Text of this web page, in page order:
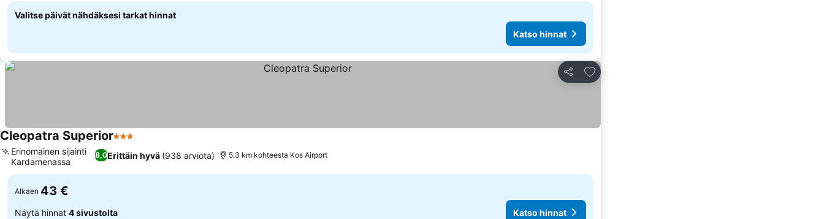
Valitse päivät nähdäksesi tarkat hinnat
Katso hinnat
Jaa
Lisää suosikkeihin
Cleopatra Superior3 Tähtiluokitus
8,0Erittäin hyvä (938 arviota)
Erinomainen sijainti
Kardamenassa
5.3 km kohteesta Kos Airport
Alkaen 43 €
Näytä hinnat 4 sivustolta Katso hinnat